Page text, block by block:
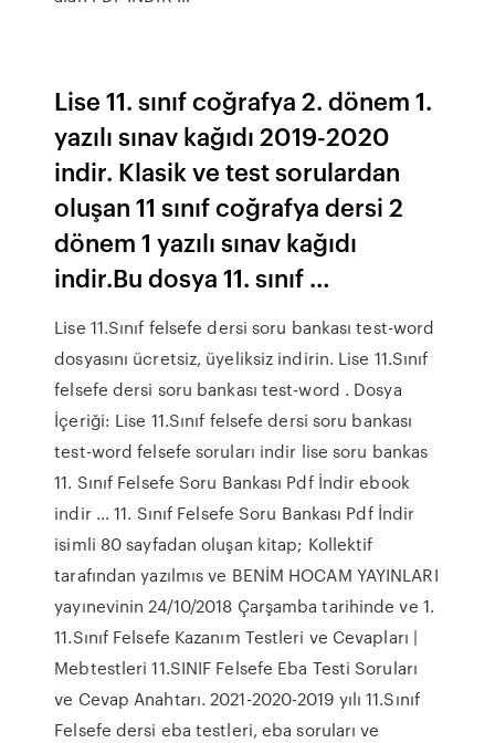
Lise 11. sınıf coğrafya 2. dönem 1.
yazılı sınav kağıdı 2019-2020
indir. Klasik ve test sorulardan
oluşan 11 sınıf coğrafya dersi 2
dönem 1 yazılı sınav kağıdı
indir.Bu dosya 11. sınıf …
Lise 11.Sınıf felsefe dersi soru bankası test-word
dosyasını ücretsiz, üyeliksiz indirin. Lise 11.Sınıf
felsefe dersi soru bankası test-word . Dosya
İçeriği: Lise 11.Sınıf felsefe dersi soru bankası
test-word felsefe soruları indir lise soru bankas
11. Sınıf Felsefe Soru Bankası Pdf İndir ebook
indir ... 11. Sınıf Felsefe Soru Bankası Pdf İndir
isimli 80 sayfadan oluşan kitap; Kollektif
tarafından yazılmıs ve BENİM HOCAM YAYINLARI
yayınevinin 24/10/2018 Çarşamba tarihinde ve 1.
11.Sınıf Felsefe Kazanım Testleri ve Cevapları |
Mebtestleri 11.SINIF Felsefe Eba Testi Soruları
ve Cevap Anahtarı. 2021-2020-2019 yılı 11.Sınıf
Felsefe dersi eba testleri, eba soruları ve